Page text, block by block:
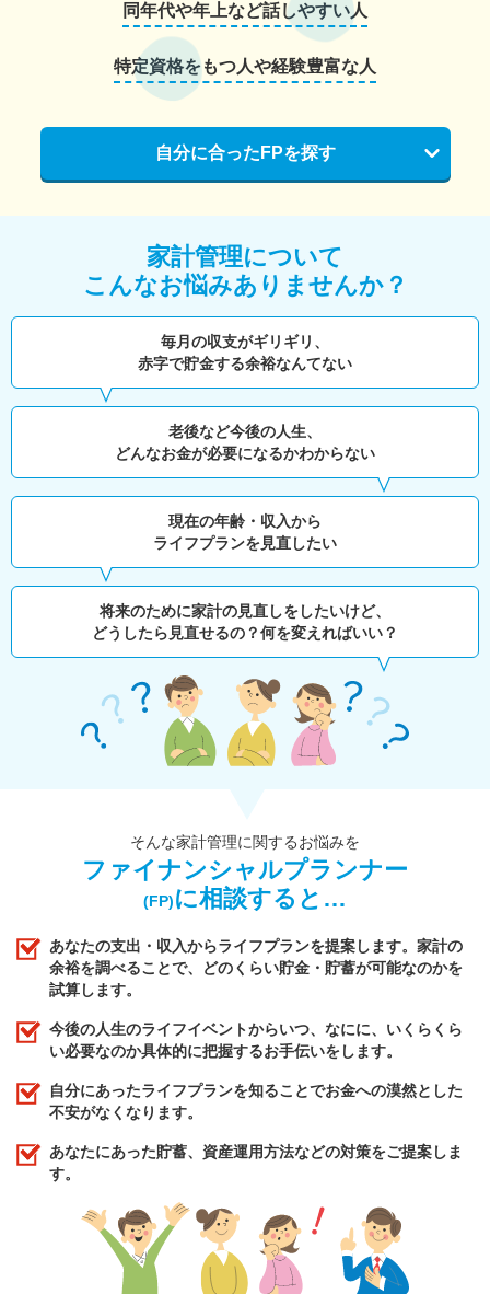
同年代や年上など話しやすい人
特定資格をもつ人や経験豊富な人
自分に合ったFPを探す
家計管理について
こんなお悩みありませんか？
毎月の収支がギリギリ、
赤字で貯金する余裕なんてない
老後など今後の人生、
どんなお金が必要になるかわからない
現在の年齢・収入から
ライフプランを見直したい
将来のために家計の見直しをしたいけど、
どうしたら見直せるの？何を変えればいい？
そんな家計管理に関するお悩みを
ファイナンシャルプランナー
(FP)に相談すると…
あなたの支出・収入からライフプランを提案します。家計の
余裕を調べることで、どのくらい貯金・貯蓄が可能なのかを
試算します。
今後の人生のライフイベントからいつ、なにに、いくらくら
い必要なのか具体的に把握するお手伝いをします。
自分にあったライフプランを知ることでお金への漠然とした
不安がなくなります。
あなたにあった貯蓄、資産運用方法などの対策をご提案しま
す。